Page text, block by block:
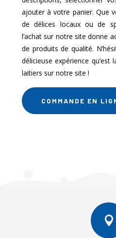
ajouter à votre panier. Que
de délices locaux ou de
l’achat sur notre site donne
de produits de qualité.
délicieuse expérience
laitiers sur notre site !
COMMANDE EN
